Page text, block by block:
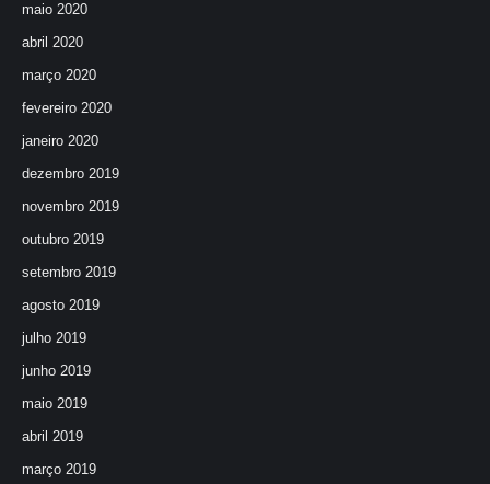
maio 2020
abril 2020
março 2020
fevereiro 2020
janeiro 2020
dezembro 2019
novembro 2019
outubro 2019
setembro 2019
agosto 2019
julho 2019
junho 2019
maio 2019
abril 2019
março 2019